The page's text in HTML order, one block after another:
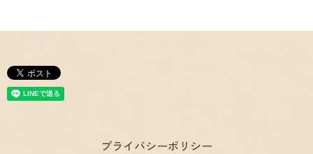
プライバシーポリシー